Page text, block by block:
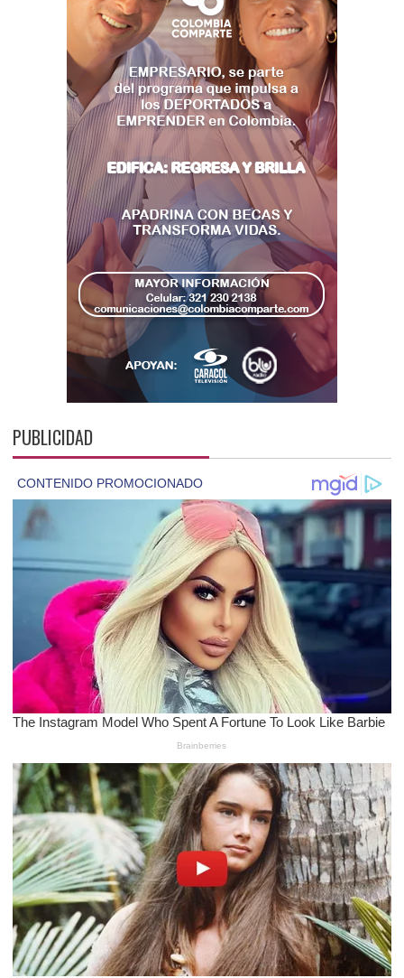
PUBLICIDAD